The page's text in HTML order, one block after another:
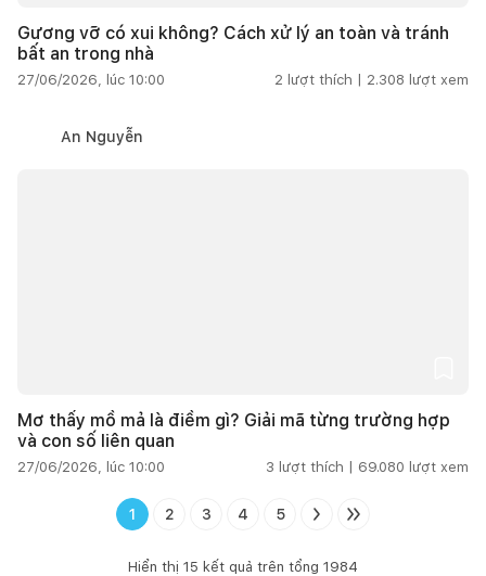
Gương vỡ có xui không? Cách xử lý an toàn và tránh
bất an trong nhà
27/06/2026, lúc 10:00 2 lượt thích | 2.308 lượt xem
An Nguyễn
Mơ thấy mồ mả là điềm gì? Giải mã từng trường hợp
và con số liên quan
27/06/2026, lúc 10:00 3 lượt thích | 69.080 lượt xem
1 2 3 4 5
Hiển thị 15 kết quả trên tổng 1984